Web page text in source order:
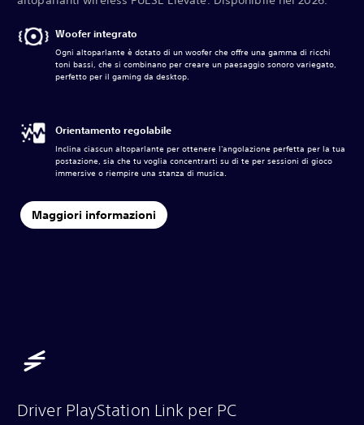
Woofer integrato
Ogni altoparlante è dotato di un woofer che offre una gamma di ricchi
toni bassi, che si combinano per creare un paesaggio sonoro variegato,
perfetto per il gaming da desktop.
Orientamento regolabile
Inclina ciascun altoparlante per ottenere l'angolazione perfetta per la tua
postazione, sia che tu voglia concentrarti su di te per sessioni di gioco
immersive o riempire una stanza di musica.
Maggiori informazioni
Driver PlayStation Link per PC